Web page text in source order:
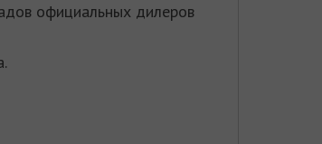
официальных дилеров